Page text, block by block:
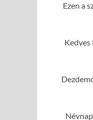
Ezen a
Kedves